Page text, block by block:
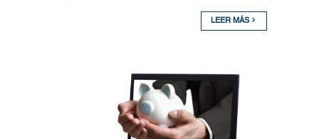
LEER MÁS